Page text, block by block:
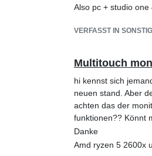
Also pc + studio
VERFASST IN
Multitouch
hi kennst sich
neuen stand. Aber
achten das der
funktionen?? Könnt
Danke
Amd ryzen 5 2600x